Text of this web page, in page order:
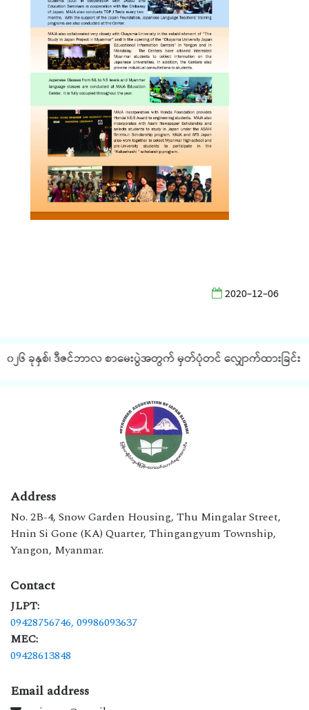
2020-12-06
၆ ခုနှစ်၊ ဒီဇင်ဘာလ စာမေးပွဲအတွက် မှတ်ပုံတင် လျှောက်ထားခြင်း နှင့်
Address
No. 2B-4, Snow Garden Housing, Thu Mingalar Street,
Hnin Si Gone (KA) Quarter, Thingangyum Township,
Yangon, Myanmar.
Contact
JLPT:
09428756746, 09986093637
MEC:
09428613848
Email address